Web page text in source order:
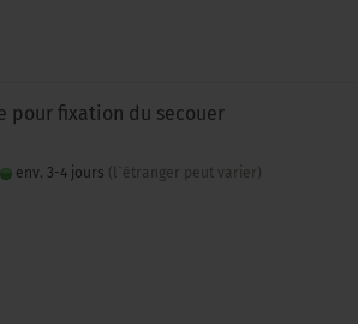
pour fixation du secouer
env. 3-4 jours (l`étranger peut varier)